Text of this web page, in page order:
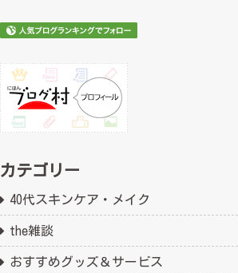
カテゴリー
40代スキンケア・メイク
the雑談
おすすめグッズ＆サービス